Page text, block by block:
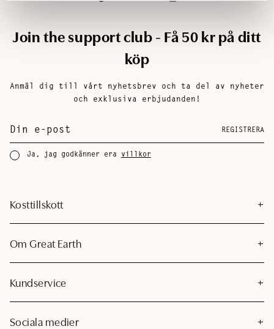
Join the support club - Få 50 kr på ditt
köp
Anmäl dig till vårt nyhetsbrev och ta del av nyheter
och exklusiva erbjudanden!
REGISTRERA
Ja, jag godkänner era villkor
Kosttillskott
Om Great Earth
Kundservice
Sociala medier